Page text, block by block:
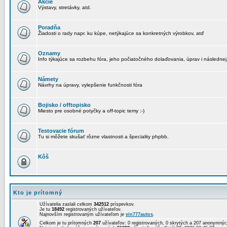
Akcie
Výstavy, stretávky, atd.
Poradňa
Žiadosti o rady napr. ku kúpe, netýkajúce sa konkretných výrobkov, atď
Oznamy
Info týkajúce sa rozbehu fóra, jeho počiatočného dolaďovania, úprav i následnej
Námety
Návrhy na úpravy, vylepšenie funkčnosti fóra
Bojisko / offtopisko
Miesto pre osobné potyčky a off-topic temy :-)
Testovacie fórum
Tu si môžete skušať rôzne vlastnosti a špeciality phpbb.
Kôš
Kto je prítomný
Užívatelia zaslali celkom 342512 príspevkov.
Je tu 18492 registrovaných užívateľov.
Najnovším registrovaným užívateľom je vin777autos.
Celkom je tu prítomných 207 užívateľov: 0 registrovaných, 0 skrytých a 207